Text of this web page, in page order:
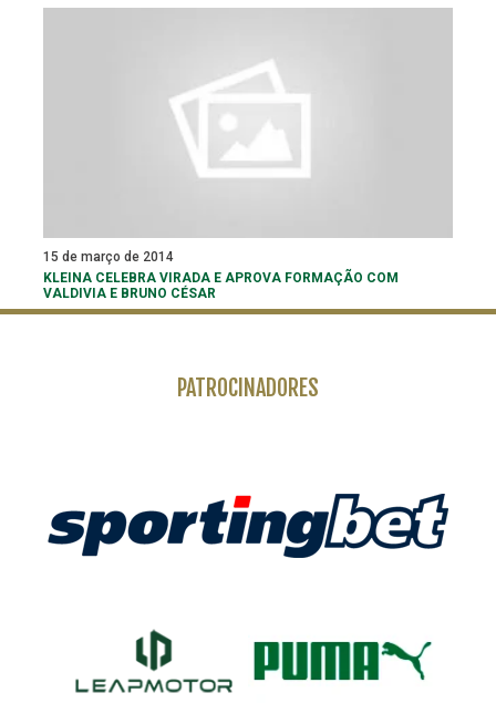
15 de março de 2014
KLEINA CELEBRA VIRADA E APROVA FORMAÇÃO COM
VALDIVIA E BRUNO CÉSAR
PATROCINADORES